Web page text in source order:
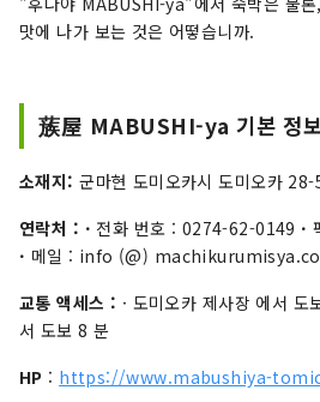
맛에 나가 보는 것은 어떻습니까.
蔟屋 MABUSHI-ya 기본 정
소재지: 군마현 도미오카시 도미오카 28-
연락처 : · 전화 번호 : 0274-62-0149 ·
· 메일 : info (@)
교통 액세스 : · 도미오카 제사장 에서 도
서 도보 8 분
HP : https://www.mabushiya-